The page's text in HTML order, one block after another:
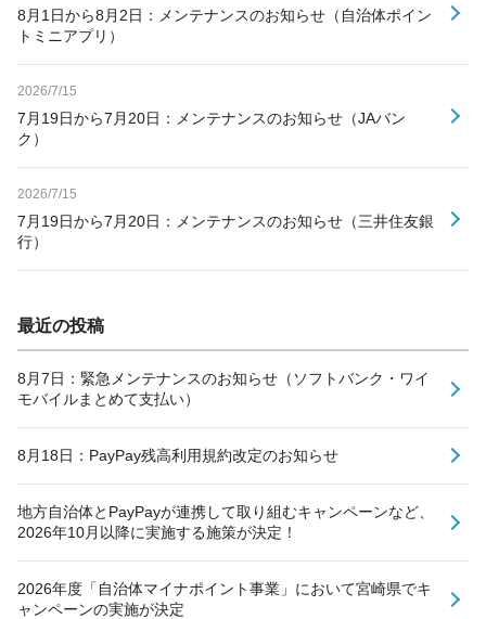
8月1日から8月2日：メンテナンスのお知らせ（自治体ポイン
トミニアプリ）
2026/7/15
7月19日から7月20日：メンテナンスのお知らせ（JAバン
ク）
2026/7/15
7月19日から7月20日：メンテナンスのお知らせ（三井住友銀
行）
最近の投稿
8月7日：緊急メンテナンスのお知らせ（ソフトバンク・ワイ
モバイルまとめて支払い）
8月18日：PayPay残高利用規約改定のお知らせ
地方自治体とPayPayが連携して取り組むキャンペーンなど、
2026年10月以降に実施する施策が決定！
2026年度「自治体マイナポイント事業」において宮崎県でキ
ャンペーンの実施が決定